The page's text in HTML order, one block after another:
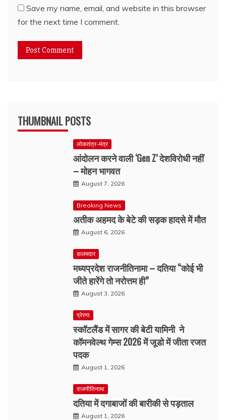
Save my name, email, and website in this browser
for the next time I comment.
THUMBNAIL POSTS
लोकतंत्र-मंत्र
आंदोलन करने वाली ‘Gen Z’ देशविरोधी नहीं
– मोहन भागवत
August 7, 2026
Breaking News
अतीक अहमद के बेटे की सड़क हादसे में मौत
August 6, 2026
कलमदार
मध्यप्रदेश राजनीतिनामा – दतिया “कोई भी
जीते हारेंगे तो नरोत्तम ही”
August 3, 2026
प्रेरणा
स्कॉटलैंड में सागर की बेटी यामिनी ने
कॉमनवेल्थ गेम्स 2026 में जूडो में जीता रजत
पदक
August 1, 2026
राजनीतिनामा
दतिया में दगाबाजों की बारीकी से पड़ताल
August 1, 2026